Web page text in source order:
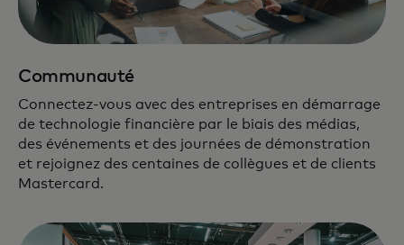
Communauté
Connectez-vous avec des entreprises en démarrage
de technologie financière par le biais des médias,
des événements et des journées de démonstration
et rejoignez des centaines de collègues et de clients
Mastercard.